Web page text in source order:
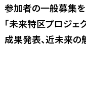
参加者の一般募集
「未来特区プロジ
成果発表、近未来